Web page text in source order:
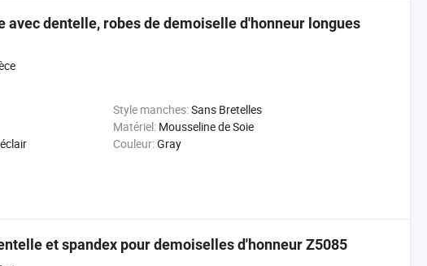
avec dentelle, robes de demoiselle d'honneur longues
Style manches:Sans Bretelles
Matériel: Mousseline de Soie
Couleur:Gray
et spandex pour demoiselles d'honneur Z5085